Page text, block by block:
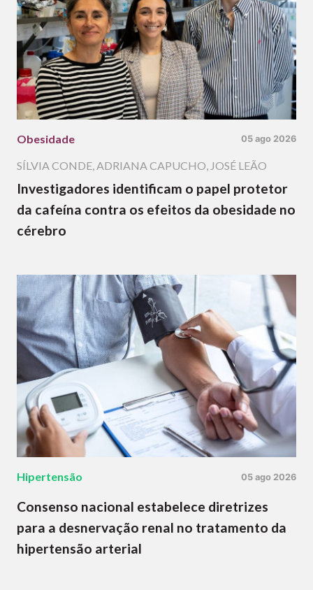
Obesidade 05 ago 2026
SÍLVIA CONDE,ADRIANA CAPUCHO, JOSÉ LEÃO
Investigadores identificam o papel protetor
da cafeína contra os efeitos da obesidade no
cérebro
Hipertensão 05 ago 2026
Consenso nacional estabelece diretrizes
para a desnervação renal no tratamento da
hipertensão arterial